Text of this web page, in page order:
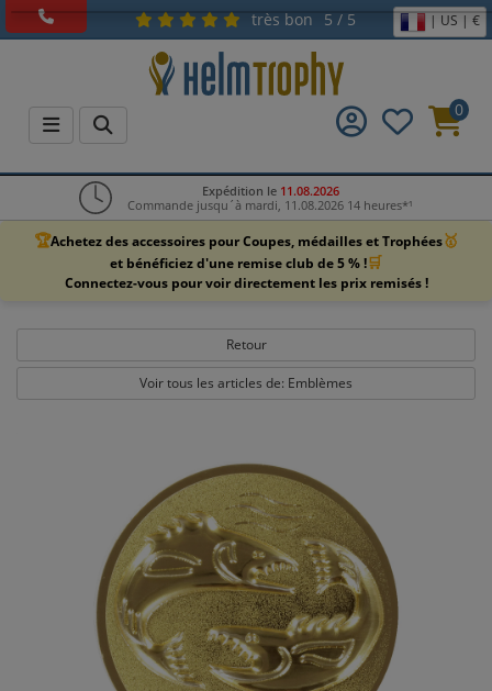
très bon 5 / 5 | US | €
0
Expédition le 11.08.2026
Commande jusqu´à mardi, 11.08.2026 14 heures*¹
🏆Achetez des accessoires pour Coupes, médailles et Trophées🥇
et bénéficiez d'une remise club de 5 % !🛒
Connectez-vous pour voir directement les prix remisés !
Retour
Voir tous les articles de: Emblèmes